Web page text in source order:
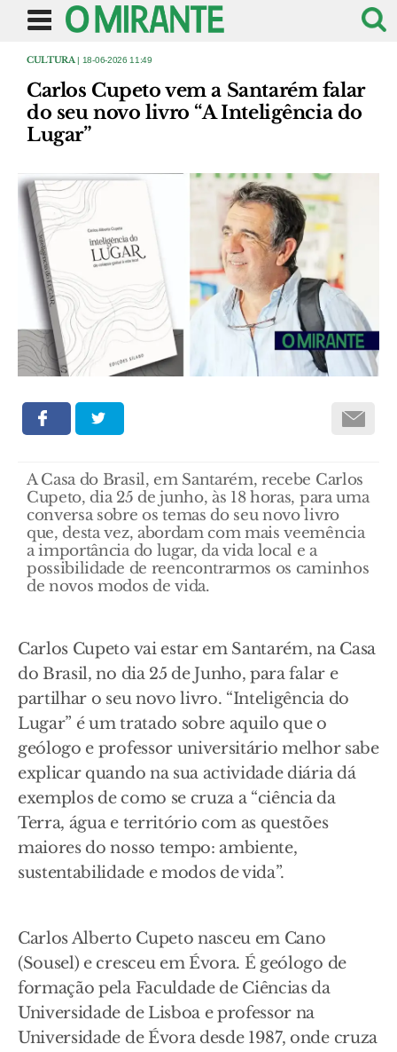
CULTURA | 18-06-2026 11:49
Carlos Cupeto vem a Santarém falar
do seu novo livro “A Inteligência do
Lugar”
A Casa do Brasil, em Santarém, recebe Carlos
Cupeto, dia 25 de junho, às 18 horas, para uma
conversa sobre os temas do seu novo livro
que, desta vez, abordam com mais veemência
a importância do lugar, da vida local e a
possibilidade de reencontrarmos os caminhos
de novos modos de vida.
Carlos Cupeto vai estar em Santarém, na Casa
do Brasil, no dia 25 de Junho, para falar e
partilhar o seu novo livro. “Inteligência do
Lugar” é um tratado sobre aquilo que o
geólogo e professor universitário melhor sabe
explicar quando na sua actividade diária dá
exemplos de como se cruza a “ciência da
Terra, água e território com as questões
maiores do nosso tempo: ambiente,
sustentabilidade e modos de vida”.
Carlos Alberto Cupeto nasceu em Cano
(Sousel) e cresceu em Évora. É geólogo de
formação pela Faculdade de Ciências da
Universidade de Lisboa e professor na
Universidade de Évora desde 1987, onde cruza